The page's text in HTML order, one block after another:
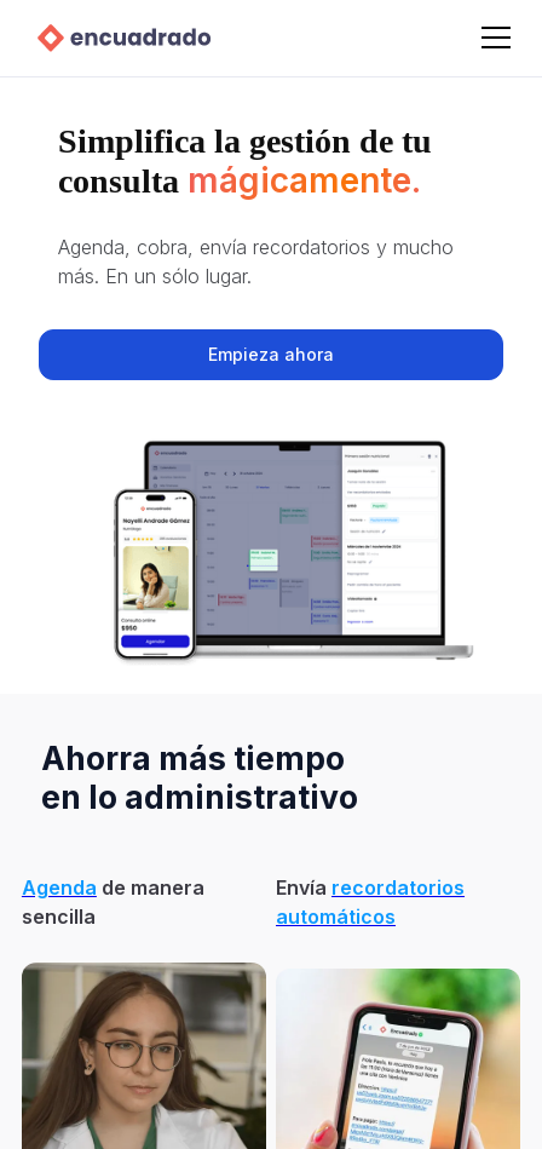
Simplifica la gestión de tu
consulta mágicamente.
Agenda, cobra, envía recordatorios y mucho
más. En un sólo lugar.
Empieza ahora
Ahorra más tiempo
en lo administrativo
Agenda de manera
sencilla
Envía recordatorios
automáticos